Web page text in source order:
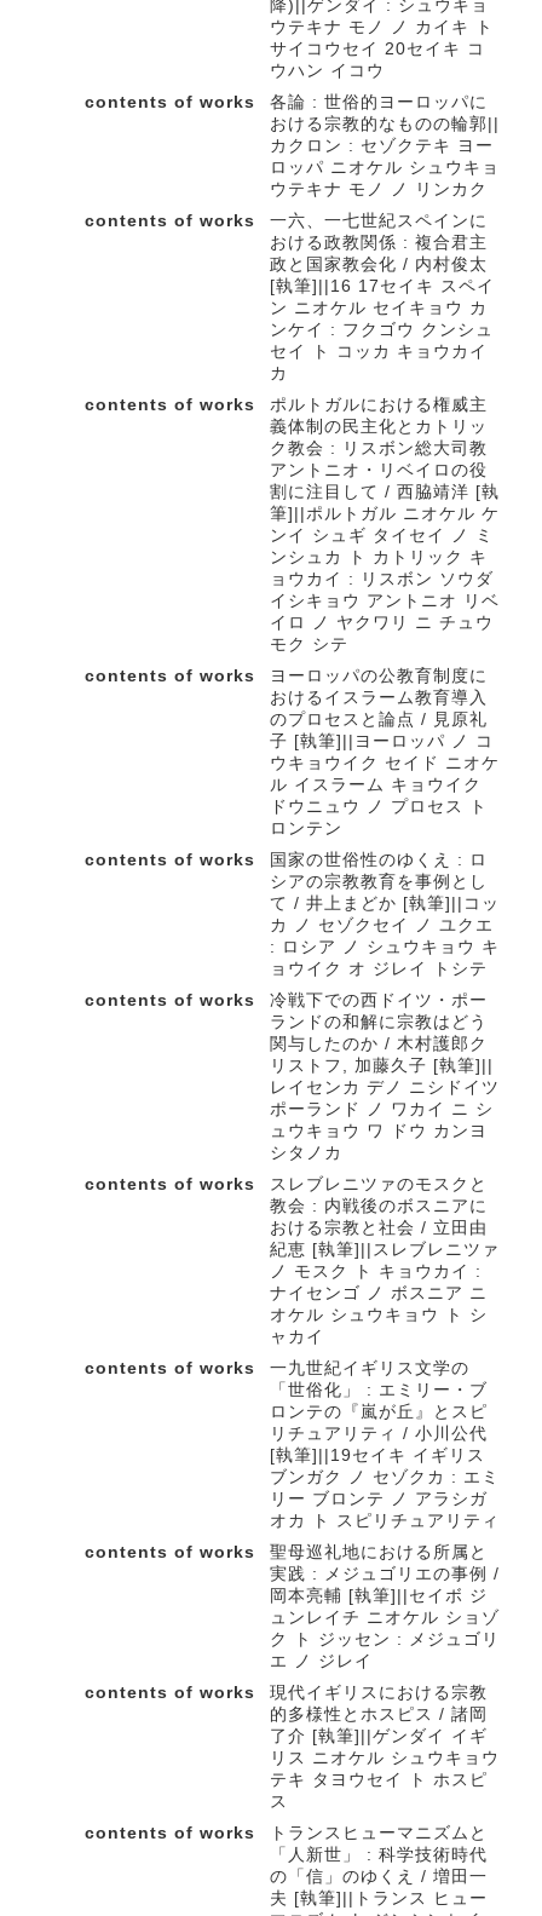
降)||ゲンダイ : シュウキョ
ウテキナ モノ ノ カイキ ト
サイコウセイ 20セイキ コ
ウハン イコウ
contents of works
各論 : 世俗的ヨーロッパに
おける宗教的なものの輪郭||
カクロン : セゾクテキ ヨー
ロッパ ニオケル シュウキョ
ウテキナ モノ ノ リンカク
contents of works
一六、一七世紀スペインに
おける政教関係 : 複合君主
政と国家教会化 / 内村俊太
[執筆]||16 17セイキ スペイ
ン ニオケル セイキョウ カ
ンケイ : フクゴウ クンシュ
セイ ト コッカ キョウカイ
カ
contents of works
ポルトガルにおける権威主
義体制の民主化とカトリッ
ク教会 : リスボン総大司教
アントニオ・リベイロの役
割に注目して / 西脇靖洋 [執
筆]||ポルトガル ニオケル ケ
ンイ シュギ タイセイ ノ ミ
ンシュカ ト カトリック キ
ョウカイ : リスボン ソウダ
イシキョウ アントニオ リベ
イロ ノ ヤクワリ ニ チュウ
モク シテ
contents of works
ヨーロッパの公教育制度に
おけるイスラーム教育導入
のプロセスと論点 / 見原礼
子 [執筆]||ヨーロッパ ノ コ
ウキョウイク セイド ニオケ
ル イスラーム キョウイク
ドウニュウ ノ プロセス ト
ロンテン
contents of works
国家の世俗性のゆくえ : ロ
シアの宗教教育を事例とし
て / 井上まどか [執筆]||コッ
カ ノ セゾクセイ ノ ユクエ
: ロシア ノ シュウキョウ キ
ョウイク オ ジレイ トシテ
contents of works
冷戦下での西ドイツ・ポー
ランドの和解に宗教はどう
関与したのか / 木村護郎ク
リストフ, 加藤久子 [執筆]||
レイセンカ デノ ニシドイツ
ポーランド ノ ワカイ ニ シ
ュウキョウ ワ ドウ カンヨ
シタノカ
contents of works
スレブレニツァのモスクと
教会 : 内戦後のボスニアに
おける宗教と社会 / 立田由
紀恵 [執筆]||スレブレニツァ
ノ モスク ト キョウカイ :
ナイセンゴ ノ ボスニア ニ
オケル シュウキョウ ト シ
ャカイ
contents of works
一九世紀イギリス文学の
「世俗化」 : エミリー・ブ
ロンテの『嵐が丘』とスピ
リチュアリティ / 小川公代
[執筆]||19セイキ イギリス
ブンガク ノ セゾクカ : エミ
リー ブロンテ ノ アラシガ
オカ ト スピリチュアリティ
contents of works
聖母巡礼地における所属と
実践 : メジュゴリエの事例 /
岡本亮輔 [執筆]||セイボ ジ
ュンレイチ ニオケル ショゾ
ク ト ジッセン : メジュゴリ
エ ノ ジレイ
contents of works
現代イギリスにおける宗教
的多様性とホスピス / 諸岡
了介 [執筆]||ゲンダイ イギ
リス ニオケル シュウキョウ
テキ タヨウセイ ト ホスピ
ス
contents of works
トランスヒューマニズムと
「人新世」 : 科学技術時代
の「信」のゆくえ / 増田一
夫 [執筆]||トランス ヒュー